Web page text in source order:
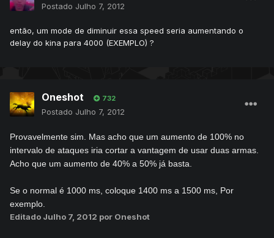
Postado Julho 7, 2012
então, um mode de diminuir essa speed seria aumentando o
delay do kina para 4000 (EXEMPLO) ?
Oneshot 732
Postado Julho 7, 2012
Provavelmente sim. Mas acho que um aumento de 100% no
intervalo de ataques iria cortar a vantagem de usar duas armas.
Acho que um aumento de 40% a 50% já basta.
Se o normal é 1000 ms, coloque 1400 ms a 1500 ms, Por
exemplo.
Editado Julho 7, 2012 por Oneshot